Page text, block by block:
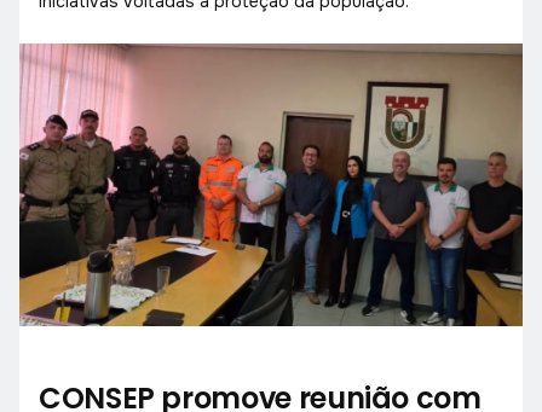
CONSEP promove reunião com